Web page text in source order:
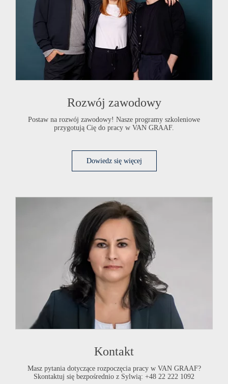
Rozwój zawodowy
Postaw na rozwój zawodowy! Nasze programy szkoleniowe
przygotują Cię do pracy w VAN GRAAF.
Dowiedz­ się więcej
Kontakt
Masz pytania dotyczące rozpoczęcia pracy w VAN GRAAF?
Skontaktuj się bezpośrednio z Sylwią: +48 22 222 1092